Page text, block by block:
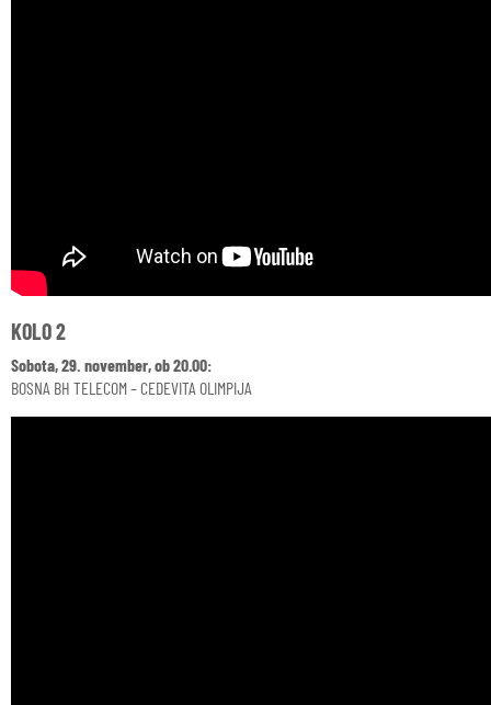
KOLO 2
Sobota, 29. november, ob 20.00:
BOSNA BH TELECOM – CEDEVITA OLIMPIJA